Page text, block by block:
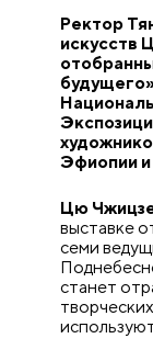
Ректор
искусств
Эфиопии и
Цю
выставке
семи
станет